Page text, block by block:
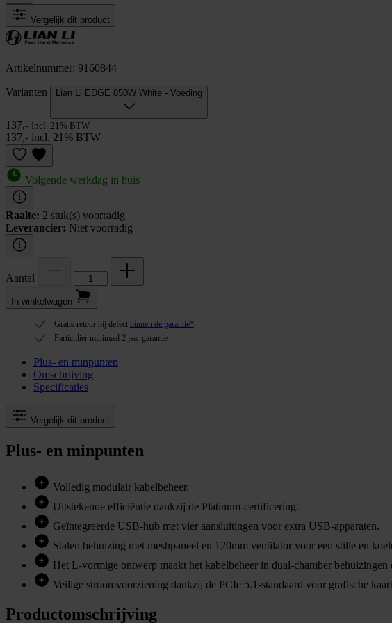
Vergelijk dit product
Artikelnummer: 9160844
Varianten Lian Li EDGE 850W White - Voeding
137,- Incl. 21% BTW
137,- incl. 21% BTW
Volgende werkdag in huis
Raalte: 2 stuk(s) voorradig
Leverancier: Niet voorradig
Aantal
In winkel­wagen
Gratis retour bij defect binnen de garantie*
Particulier minimaal 2 jaar garantie
Plus- en minpunten
Omschrijving
Specificaties
Vergelijk dit product
Plus- en minpunten
Volledig modulair kabelbeheer.
Uitstekende efficiëntie dankzij de Platinum-certificering.
Geïntegreerde USB-hub met vier aansluitingen voor extra USB-apparaten.
Stalen behuizing met meshpaneel en 120mm ventilator voor een stille en
Het L-vormige ontwerp maakt het kabelbeheer in dual-chamber behuizingen
Veilige stroomvoorziening dankzij de PCIe 5.1-standaard voor grafische
Productomschrijving